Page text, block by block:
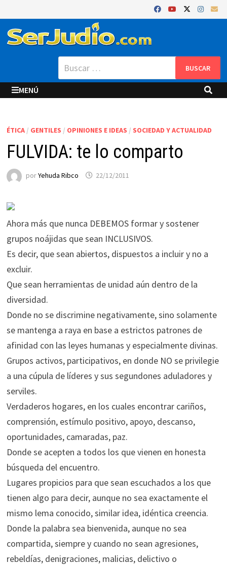
al
contenido
Buscar:
MENÚ
ÉTICA/ GENTILES / OPINIONES E IDEAS / SOCIEDAD Y ACTUALIDAD
FULVIDA: te lo comparto
porYehuda Ribco 22/12/2011
Ahora más que nunca DEBEMOS formar y sostener
grupos noájidas que sean INCLUSIVOS.
Es decir, que sean abiertos, dispuestos a incluir y no a
excluir.
Que sean herramientas de unidad aún dentro de la
diversidad.
Donde no se discrimine negativamente, sino solamente
se mantenga a raya en base a estrictos patrones de
afinidad con las leyes humanas y especialmente divinas.
Grupos activos, participativos, en donde NO se privilegie
a una cúpula de líderes y sus segundones aduladores y
serviles.
Verdaderos hogares, en los cuales encontrar cariños,
comprensión, estímulo positivo, apoyo, descanso,
oportunidades, camaradas, paz.
Donde se acepten a todos los que vienen en honesta
búsqueda del encuentro.
Lugares propicios para que sean escuchados a los que
tienen algo para decir, aunque no sea exactamente el
mismo lema conocido, similar idea, idéntica creencia.
Donde la palabra sea bienvenida, aunque no sea
compartida, siempre y cuando no sean agresiones,
rebeldías, denigraciones, malicias, delictivo o